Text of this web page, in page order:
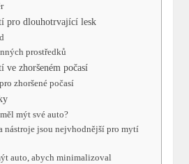
pro dlouhotrvající lesk
prostředků
ve zhoršeném počasí
zhoršené počasí
mýt své auto?
nástroje jsou nejvhodnější pro mytí
auto, abych minimalizoval